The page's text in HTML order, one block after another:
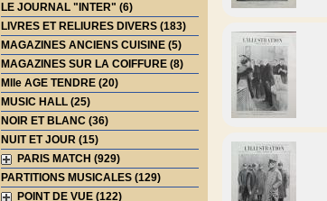
LE JOURNAL "INTER" (6)
LIVRES ET RELIURES DIVERS (183)
MAGAZINES ANCIENS CUISINE (5)
MAGAZINES SUR LA COIFFURE (8)
Mlle AGE TENDRE (20)
MUSIC HALL (25)
NOIR ET BLANC (36)
NUIT ET JOUR (15)
PARIS MATCH (929)
PARTITIONS MUSICALES (129)
POINT DE VUE (122)